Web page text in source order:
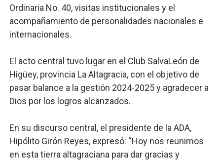
Lee Ballester a los que se forman como agentes
Operativo Interinstitucional “Compromiso Ambiental
Trabajadores de la prensa y Obispado de la Provincia
Ministerio de Cultura anuncia ganadores de Premios
Más de 180 dirigentes sindicales de las Américas se
Ordinaria No. 40, visitas institucionales y el
acompañamiento de personalidades nacionales e
internacionales.
El acto central tuvo lugar en el Club SalvaLeón de
Higüey, provincia La Altagracia, con el objetivo de
pasar balance a la gestión 2024-2025 y agradecer a
Dios por los logros alcanzados.
En su discurso central, el presidente de la ADA,
Hipólito Girón Reyes, expresó: “Hoy nos reunimos
en esta tierra altagraciana para dar gracias y